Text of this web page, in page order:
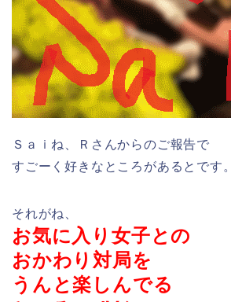
Ｓａｉね、Ｒさんからのご報告で
すごーく好きなところがあるとです。
それがね、
お気に入り女子との
おかわり対局を
うんと楽しんでる